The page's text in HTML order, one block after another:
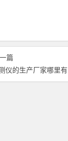
篇
仪的生产厂家哪里有